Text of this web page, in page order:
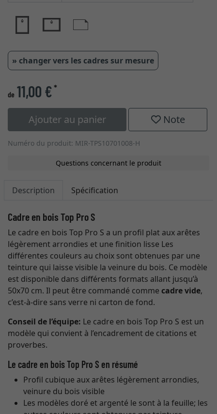
» changer vers les cadres sur mesure
de 11,00 €*
Ajouter au panier Note
Numéro du produit: MIR-TPS10701008-H
Questions concernant le produit
Description Spécification
Cadre en bois Top Pro S
Le cadre en bois Top Pro S a un profil plat aux arêtes
légèrement arrondies et une finition lisse Les
différentes couleurs au choix sont obtenues par une
teinture qui laisse visible la veinure du bois. Ce modèle
est disponible dans différents formats allant jusqu’à
50x70 cm. Il peut être commandé comme cadre vide,
c’est-à-dire sans verre ni carton de fond.
Conseil de l’équipe: Le cadre en bois Top Pro S est un
modèle qui convient à l’encadrement de citations et
proverbes.
Le cadre en bois Top Pro S en résumé
Profil cubique aux arêtes légèrement arrondies,
veinure du bois visible
Les modèles doré et argenté le sont à la feuille; les